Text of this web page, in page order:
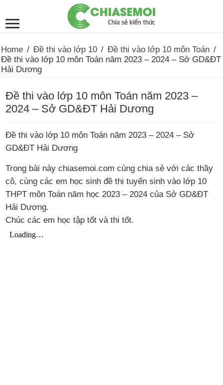
Home / Đề thi vào lớp 10 / Đề thi vào lớp 10 môn Toán /
Đề thi vào lớp 10 môn Toán năm 2023 – 2024 – Sở GD&ĐT
Hải Dương
Đề thi vào lớp 10 môn Toán năm 2023 –
2024 – Sở GD&ĐT Hải Dương
Đề thi vào lớp 10 môn Toán năm 2023 – 2024 – Sở
GD&ĐT Hải Dương
Trong bài này chiasemoi.com cùng chia sẻ với các thầy
cô, cùng các em học sinh đề thi tuyển sinh vào lớp 10
THPT môn Toán năm học 2023 – 2024 của Sở GD&ĐT
Hải Dương.
Chúc các em học tập tốt và thi tốt.